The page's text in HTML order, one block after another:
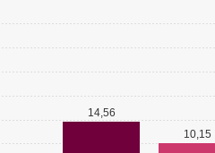
14,56
10,15